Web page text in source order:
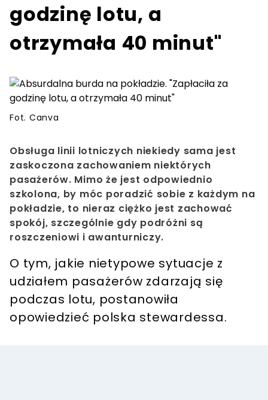
godzinę lotu, a
otrzymała 40 minut"
Fot. Canva
Obsługa linii lotniczych niekiedy sama jest
zaskoczona zachowaniem niektórych
pasażerów. Mimo że jest odpowiednio
szkolona, by móc poradzić sobie z każdym na
pokładzie, to nieraz ciężko jest zachować
spokój, szczególnie gdy podróżni są
roszczeniowi i awanturniczy.
O tym, jakie nietypowe sytuacje z
udziałem pasażerów zdarzają się
podczas lotu, postanowiła
opowiedzieć polska stewardessa.